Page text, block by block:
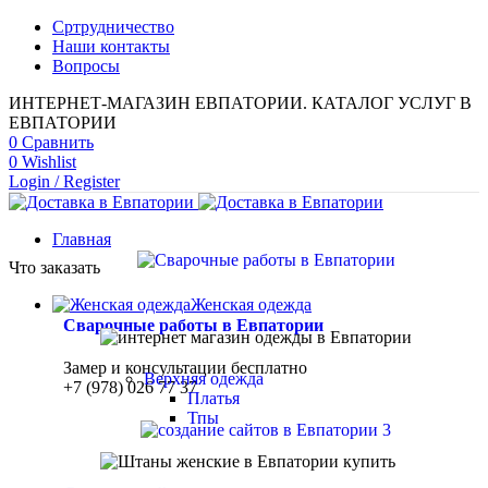
Сртрудничество
Наши контакты
Вопросы
ИНТЕРНЕТ-МАГАЗИН ЕВПАТОРИИ. КАТАЛОГ УСЛУГ В
ЕВПАТОРИИ
0 Сравнить
0 Wishlist
Login / Register
Главная
Сварочные работы в Евпатории
Замер и консультации бесплатно
+7 (978) 026 77 37
Что заказать
Женская одежда
Верхняя одежда
Платья
Тпы